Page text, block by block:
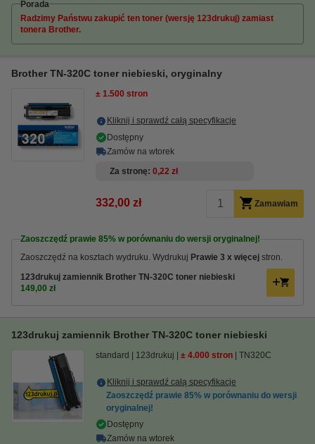
Porada
Radzimy Państwu zakupić ten toner (wersję 123drukuj) zamiast
tonera Brother.
Brother TN-320C toner niebieski, oryginalny
± 1.500 stron
Kliknij i sprawdź całą specyfikacje
Dostępny
Zamów na wtorek
Za stronę 0,22 zł
332,00 zł Zamawiam
Zaoszczędź prawie 85% w porównaniu do wersji oryginalnej!
Zaoszczędź na kosztach wydruku. Wydrukuj Prawie 3 x więcej stron.
123drukuj zamiennik Brother TN-320C toner niebieski
149,00 zł
123drukuj zamiennik Brother TN-320C toner niebieski
standard 123drukuj ± 4.000 stron TN320C
Kliknij i sprawdź całą specyfikacje
Zaoszczędź prawie 85% w porównaniu do wersji
oryginalnej!
Dostępny
Zamów na wtorek